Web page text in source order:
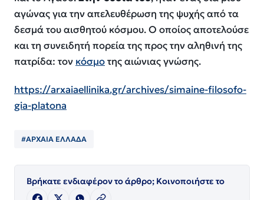
αγώνας για την απελευθέρωση της ψυχής από τα
δεσμά του αισθητού κόσμου. Ο οποίος αποτελούσε
και τη συνειδητή πορεία της προς την αληθινή της
πατρίδα: τον κόσμοτης αιώνιας γνώσης.
https://arxaiaellinika.gr/archives/simaine-filosofo-
gia-platona
#ΑΡΧΑΙΑ ΕΛΛΑΔΑ
Βρήκατε ενδιαφέρον το άρθρο; Κοινοποιήστε το